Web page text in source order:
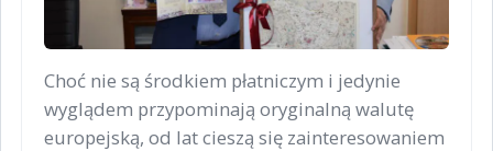
Choć nie są środkiem płatniczym i jedynie
wyglądem przypominają oryginalną walutę
europejską, od lat cieszą się zainteresowaniem